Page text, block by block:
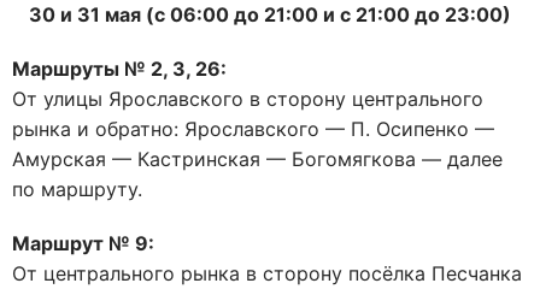
30 и 31 мая (с 06:00 до 21:00 и с 21:00 до 23:00)
Маршруты № 2, 3, 26:
От улицы Ярославского в сторону центрального
рынка и обратно: Ярославского — П. Осипенко —
Амурская — Кастринская — Богомягкова — далее
по маршруту.
Маршрут № 9:
От центрального рынка в сторону посёлка Песчанка